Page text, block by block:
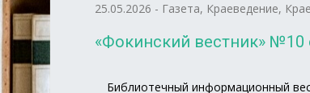
25.05.2026 - Газета, Краеведение,
«Фокинский вестник» №10
Библиотечный информационный